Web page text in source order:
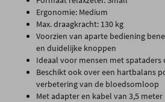
Ergonomie: Medium
Max. draagkracht: 130 kg
Voorzien van aparte bediening
en duidelijke knoppen
Ideaal voor mensen met spataders
Beschikt ook over een hartbalans
verbetering van de bloedsomloop
Met adapter en kabel van 3,5 meter